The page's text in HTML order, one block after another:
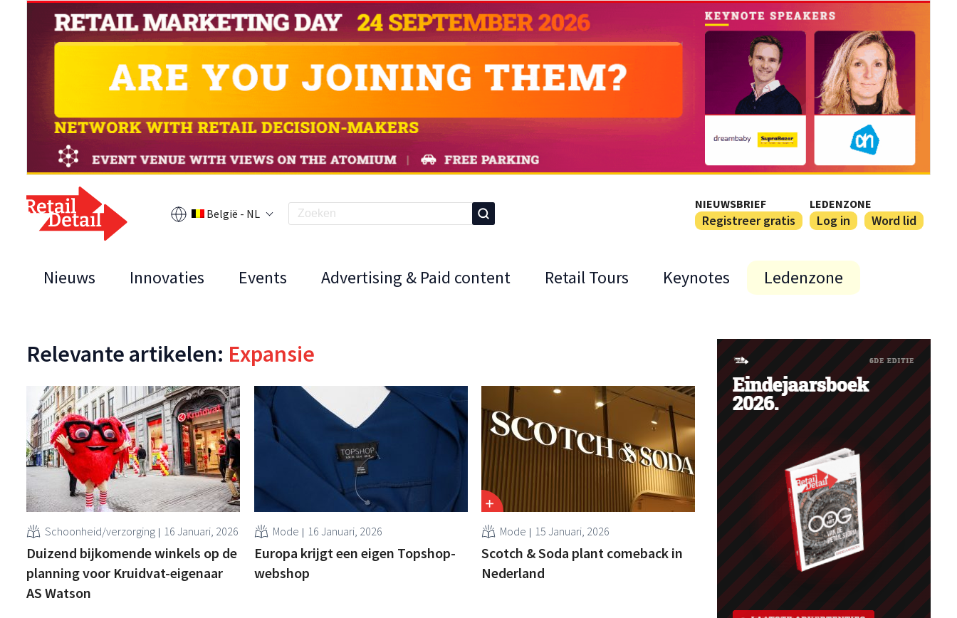
België - NL
NIEUWSBRIEF
Registreer gratis
LEDENZONE
Log in Word lid
Nieuws Innovaties Events Advertising & Paid content Retail Tours Keynotes Ledenzone
Relevante artikelen: Expansie
Schoonheid/verzorging 16 Januari, 2026
Duizend bijkomende winkels op de
planning voor Kruidvat-eigenaar
AS Watson
Mode 16 Januari, 2026
Europa krijgt een eigen Topshop-
webshop
Mode 15 Januari, 2026
Scotch & Soda plant comeback in
Nederland